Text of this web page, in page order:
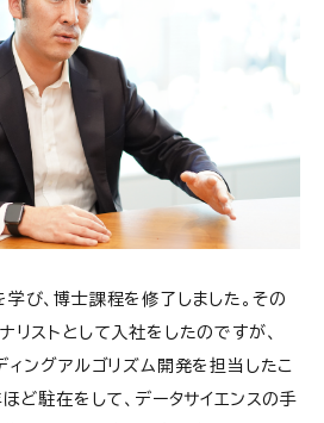
び、博士課程を修了しました。その
リストとして入社をしたのですが、
ィングアルゴリズム開発を担当したこ
ほど駐在をして、データサイエンスの手